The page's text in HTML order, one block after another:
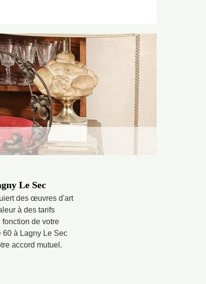
Le Sec
des œuvres d'art
à des tarifs
de votre
60 à Lagny Le Sec
accord mutuel.